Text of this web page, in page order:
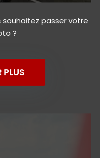
souhaitez passer votre
?
PLUS